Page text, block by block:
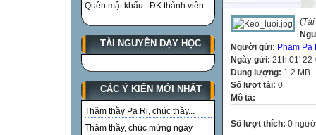
Quên mật khẩu ĐK thành viên
TÀI NGUYÊN DẠY HỌC
CÁC Ý KIẾN MỚI NHẤT
Thăm thầy Pa Ri, chúc thầy...
Thăm thầy, chúc mừng ngày
(
Người gửi: Phạm Pa
Ngày gửi: 21h:01'
Dung lượng: 1.2 MB
Số lượt tải: 0
Mô tả:
Số lượt thích: 0